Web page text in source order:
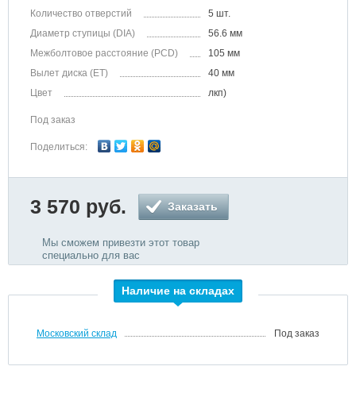
Количество отверстий
5 шт.
Диаметр ступицы (DIA)
56.6 мм
Межболтовое расстояние (PCD)
105 мм
Вылет диска (ET)
40 мм
Цвет
лкп)
Под заказ
Поделиться:
3 570 руб. Заказать
Мы сможем привезти этот товар
специально для вас
Наличие на складах
Московский склад Под заказ